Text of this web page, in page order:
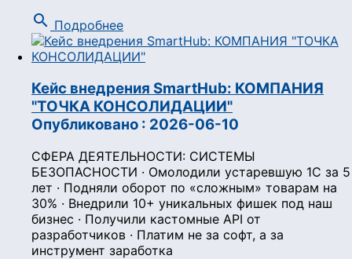
search Подробнее
Кейс внедрения SmartHub: КОМПАНИЯ
"ТОЧКА КОНСОЛИДАЦИИ"
Опубликовано : 2026-06-10
СФЕРА ДЕЯТЕЛЬНОСТИ: СИСТЕМЫ
БЕЗОПАСНОСТИ · Омолодили устаревшую 1С за 5
лет · Подняли оборот по «сложным» товарам на
30% · Внедрили 10+ уникальных фишек под наш
бизнес · Получили кастомные API от
разработчиков · Платим не за софт, а за
инструмент заработка